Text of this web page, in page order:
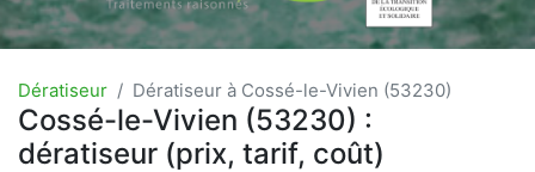
Dératiseur Dératiseur à Cossé-le-Vivien (53230)
Cossé-le-Vivien (53230) :
dératiseur (prix, tarif, coût)